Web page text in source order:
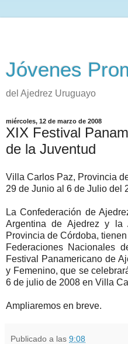
Jóvenes
del Ajedrez Uruguayo
miércoles, 12 de marzo de 2008
XIX Festival
de la Juventud
Villa Carlos Paz, Provincia
29 de Junio al 6 de Julio del
La Confederación de
Argentina de Ajedrez y la
Provincia de Córdoba,
Federaciones Nacionales
Festival Panamericano de
y Femenino, que se
6 de julio de 2008 en Villa
Ampliaremos en breve.
Publicado a las 9:08